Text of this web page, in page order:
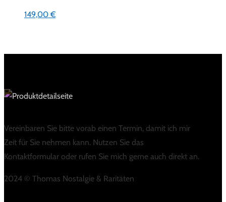
149,00€
Vereinbaren Sie bitte vorab einen Termin, damit ich mir
Zeit für Sie nehmen kann. Nutzen Sie das
Kontaktformular oder rufen Sie mich gerne auch direkt an.
2024 © Thomas Nostalgie & Raritäten